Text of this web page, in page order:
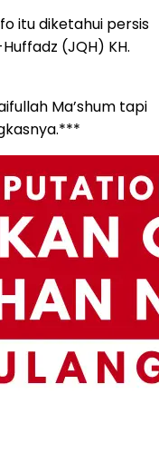
itu diketahui persis
(JQH) KH.
Ma’shum tapi